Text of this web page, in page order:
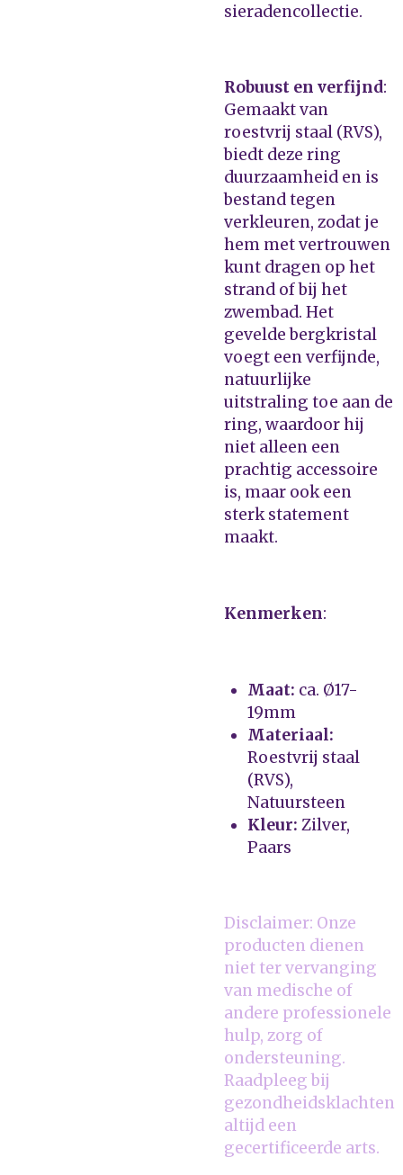
sieradencollectie.
Robuust en verfijnd:
Gemaakt van
roestvrij staal (RVS),
biedt deze ring
duurzaamheid en is
bestand tegen
verkleuren, zodat je
hem met vertrouwen
kunt dragen op het
strand of bij het
zwembad. Het
gevelde bergkristal
voegt een verfijnde,
natuurlijke
uitstraling toe aan de
ring, waardoor hij
niet alleen een
prachtig accessoire
is, maar ook een
sterk statement
maakt.
Kenmerken:
Maat: ca. Ø17-
19mm
Materiaal:
Roestvrij staal
(RVS),
Natuursteen
Kleur: Zilver,
Paars
Disclaimer: Onze
producten dienen
niet ter vervanging
van medische of
andere professionele
hulp, zorg of
ondersteuning.
Raadpleeg bij
gezondheidsklachten
altijd een
gecertificeerde arts.